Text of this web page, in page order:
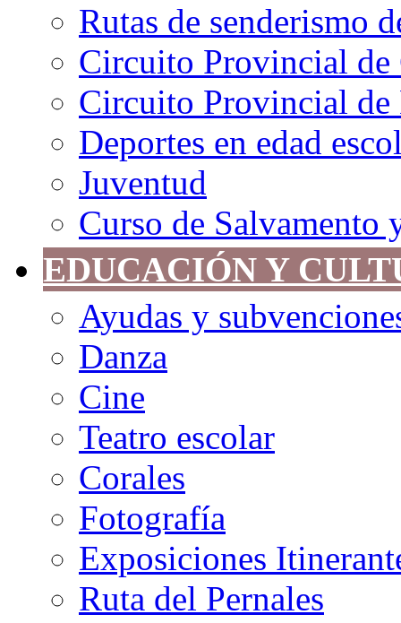
Rutas de senderismo
Circuito Provincial de
Circuito Provincial
Deportes en edad
Juventud
Curso de Salvamento
EDUCACIÓN Y
Ayudas y
Danza
Cine
Teatro escolar
Corales
Fotografía
Exposiciones
Ruta del Pernales